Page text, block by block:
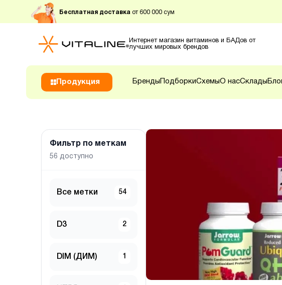
Бесплатная доставка от 600 000 сум
Интернет магазин витаминов и БАДов от
лучших мировых брендов
Продукция Бренды ПодборкиСхемыО насСклады
Фильтр по меткам
56 доступно
Все метки 54
D3 2
DIM (ДИМ) 1